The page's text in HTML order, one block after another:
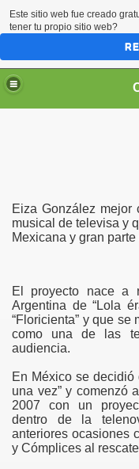
Eiza González mejor
musical de televisa y
Mexicana y gran
El proyecto nace a
Argentina de “Lola
“Floricienta” y que se
como una de las
audiencia.
En México se decidió
una vez” y comenzó
2007 con un
dentro de la
anteriores ocasiones
y Cómplices al
Este sitio web fue creado
tener tu propio sitio web?